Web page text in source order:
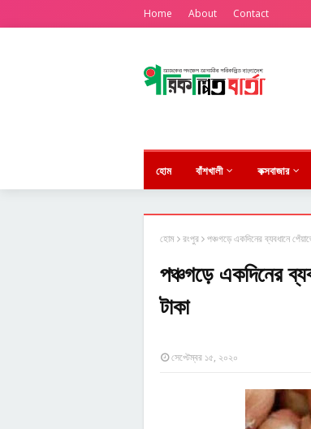
Home About Contact
হোম বাঁশখালী কক্সবাজার
হোম রংপুর পঞ্চগড়ে একদিনের ব্যবধানে
পঞ্চগড়ে একদিনের
টাকা
সেপ্টেম্বর ১৫, ২০২০